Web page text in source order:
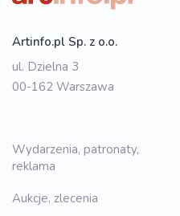
Artinfo.pl Sp. z o.o.
ul. Dzielna 3
00-162 Warszawa
Wydarzenia, patronaty,
reklama
Aukcje, zlecenia